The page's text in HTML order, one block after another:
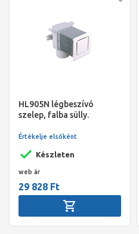
HL905N légbeszívó
szelep, falba sülly.
Készleten
Értékelje elsőként
web ár
29 828 Ft